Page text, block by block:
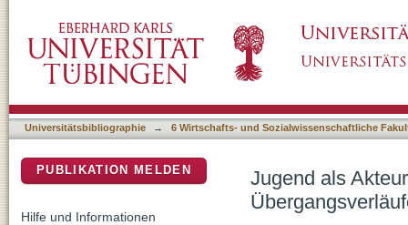
Bewältigungsstrategien
Universitätsbibliographie → 6 Wirtschafts- und Sozialwissenschaftliche
Jugend als
PUBLIKATION MELDEN
Hilfe und Informationen